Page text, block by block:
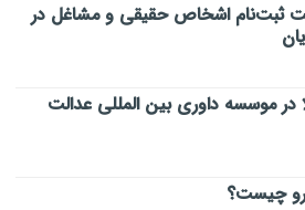
ثبت‌نام اشخاص حقیقی و مشاغل در
در موسسه داوری بین المللی عدالت
چیست؟